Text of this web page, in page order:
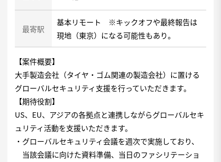
最寄駅
基本リモート ※キックオフや最終報告は
現地（東京）になる可能性もあり。
【案件概要】
大手製造会社（タイヤ・ゴム関連の製造会社）に置ける
グローバルセキュリティ支援を行っていただきます。
【期待役割】
US、EU、アジアの各拠点と連携しながらグローバルセキ
ュリティ活動を支援いただきます。
・グローバルセキュリティ会議を週次で実施しており、
当該会議に向けた資料準備、当日のファシリテーショ